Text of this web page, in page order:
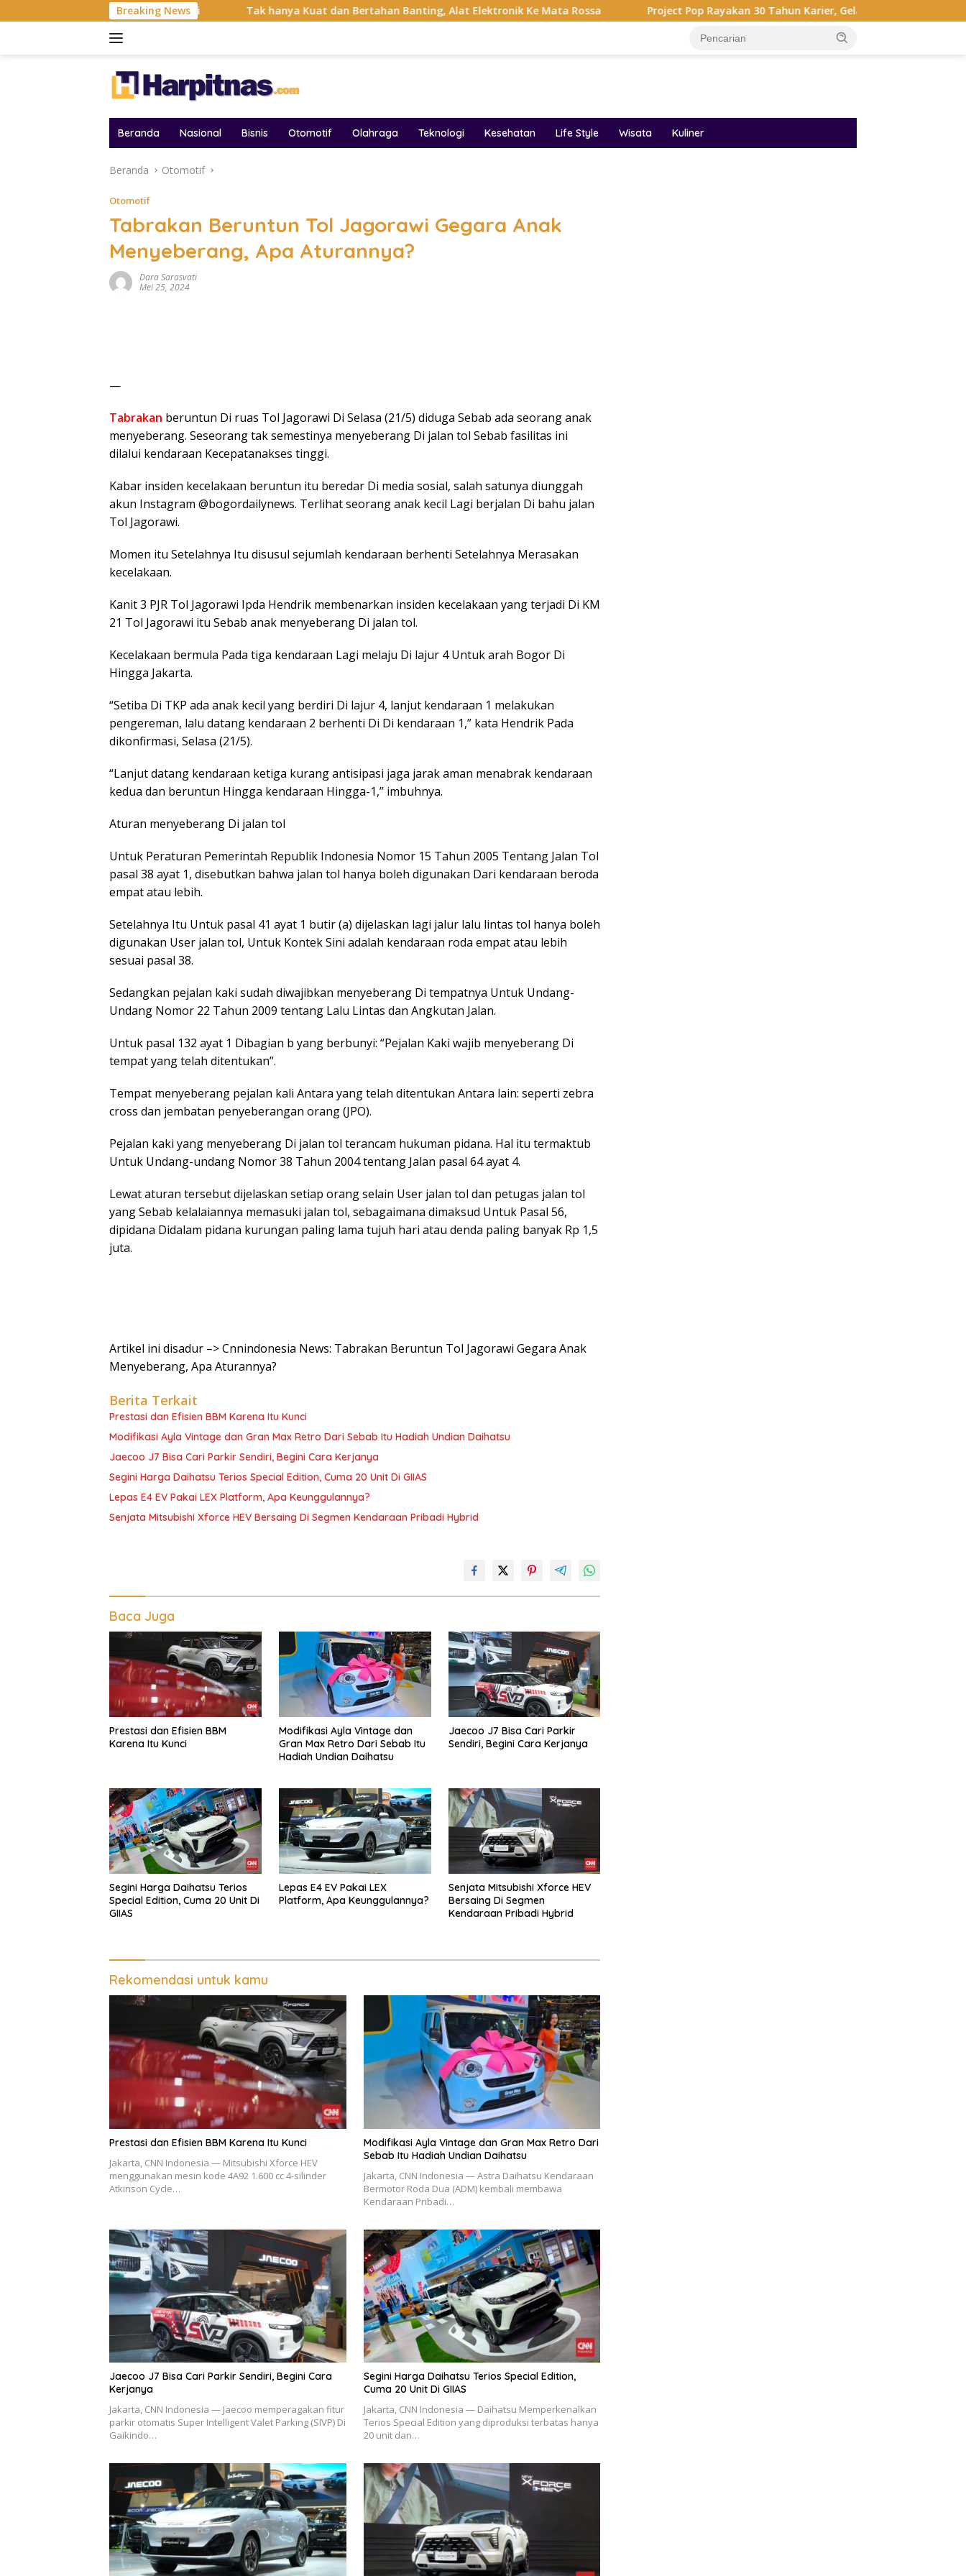
ke
Breaking NewsTak hanya Kuat dan Bertahan Banting, Alat Elektronik Ke Mata Rossa Project Pop Rayakan 30 Tahun Karier, Gelar Pertunjukan Musik Penuh Nostalgia
Beranda Nasional Bisnis Otomotif Olahraga Teknologi Kesehatan Life Style Wisata Kuliner
Beranda Otomotif
Otomotif
Tabrakan Beruntun Tol Jagorawi Gegara Anak
Menyeberang, Apa Aturannya?
Dara Sarasvati
Mei 25, 2024
—
Tabrakan beruntun Di ruas Tol Jagorawi Di Selasa (21/5) diduga Sebab ada seorang anak
menyeberang. Seseorang tak semestinya menyeberang Di jalan tol Sebab fasilitas ini
dilalui kendaraan Kecepatanakses tinggi.
Kabar insiden kecelakaan beruntun itu beredar Di media sosial, salah satunya diunggah
akun Instagram @bogordailynews. Terlihat seorang anak kecil Lagi berjalan Di bahu jalan
Tol Jagorawi.
Momen itu Setelahnya Itu disusul sejumlah kendaraan berhenti Setelahnya Merasakan
kecelakaan.
Kanit 3 PJR Tol Jagorawi Ipda Hendrik membenarkan insiden kecelakaan yang terjadi Di KM
21 Tol Jagorawi itu Sebab anak menyeberang Di jalan tol.
Kecelakaan bermula Pada tiga kendaraan Lagi melaju Di lajur 4 Untuk arah Bogor Di
Hingga Jakarta.
“Setiba Di TKP ada anak kecil yang berdiri Di lajur 4, lanjut kendaraan 1 melakukan
pengereman, lalu datang kendaraan 2 berhenti Di Di kendaraan 1,” kata Hendrik Pada
dikonfirmasi, Selasa (21/5).
“Lanjut datang kendaraan ketiga kurang antisipasi jaga jarak aman menabrak kendaraan
kedua dan beruntun Hingga kendaraan Hingga-1,” imbuhnya.
Aturan menyeberang Di jalan tol
Untuk Peraturan Pemerintah Republik Indonesia Nomor 15 Tahun 2005 Tentang Jalan Tol
pasal 38 ayat 1, disebutkan bahwa jalan tol hanya boleh digunakan Dari kendaraan beroda
empat atau lebih.
Setelahnya Itu Untuk pasal 41 ayat 1 butir (a) dijelaskan lagi jalur lalu lintas tol hanya boleh
digunakan User jalan tol, Untuk Kontek Sini adalah kendaraan roda empat atau lebih
sesuai pasal 38.
Sedangkan pejalan kaki sudah diwajibkan menyeberang Di tempatnya Untuk Undang-
Undang Nomor 22 Tahun 2009 tentang Lalu Lintas dan Angkutan Jalan.
Untuk pasal 132 ayat 1 Dibagian b yang berbunyi: “Pejalan Kaki wajib menyeberang Di
tempat yang telah ditentukan”.
Tempat menyeberang pejalan kali Antara yang telah ditentukan Antara lain: seperti zebra
cross dan jembatan penyeberangan orang (JPO).
Pejalan kaki yang menyeberang Di jalan tol terancam hukuman pidana. Hal itu termaktub
Untuk Undang-undang Nomor 38 Tahun 2004 tentang Jalan pasal 64 ayat 4.
Lewat aturan tersebut dijelaskan setiap orang selain User jalan tol dan petugas jalan tol
yang Sebab kelalaiannya memasuki jalan tol, sebagaimana dimaksud Untuk Pasal 56,
dipidana Didalam pidana kurungan paling lama tujuh hari atau denda paling banyak Rp 1,5
juta.
Artikel ini disadur –> Cnnindonesia News: Tabrakan Beruntun Tol Jagorawi Gegara Anak
Menyeberang, Apa Aturannya?
Berita Terkait
Prestasi dan Efisien BBM Karena Itu Kunci
Modifikasi Ayla Vintage dan Gran Max Retro Dari Sebab Itu Hadiah Undian Daihatsu
Jaecoo J7 Bisa Cari Parkir Sendiri, Begini Cara Kerjanya
Segini Harga Daihatsu Terios Special Edition, Cuma 20 Unit Di GIIAS
Lepas E4 EV Pakai LEX Platform, Apa Keunggulannya?
Senjata Mitsubishi Xforce HEV Bersaing Di Segmen Kendaraan Pribadi Hybrid
Baca Juga
Prestasi dan Efisien BBM
Karena Itu Kunci
Modifikasi Ayla Vintage dan
Gran Max Retro Dari Sebab Itu
Hadiah Undian Daihatsu
Jaecoo J7 Bisa Cari Parkir
Sendiri, Begini Cara Kerjanya
Segini Harga Daihatsu Terios
Special Edition, Cuma 20 Unit Di
GIIAS
Lepas E4 EV Pakai LEX
Platform, Apa Keunggulannya?
Senjata Mitsubishi Xforce HEV
Bersaing Di Segmen
Kendaraan Pribadi Hybrid
Rekomendasi untuk kamu
Prestasi dan Efisien BBM Karena Itu Kunci
Jakarta, CNN Indonesia — Mitsubishi Xforce HEV
menggunakan mesin kode 4A92 1.600 cc 4-silinder
Atkinson Cycle…
Modifikasi Ayla Vintage dan Gran Max Retro Dari
Sebab Itu Hadiah Undian Daihatsu
Jakarta, CNN Indonesia — Astra Daihatsu Kendaraan
Bermotor Roda Dua (ADM) kembali membawa
Kendaraan Pribadi…
Jaecoo J7 Bisa Cari Parkir Sendiri, Begini Cara
Kerjanya
Jakarta, CNN Indonesia — Jaecoo memperagakan fitur
parkir otomatis Super Intelligent Valet Parking (SIVP) Di
Gaikindo…
Segini Harga Daihatsu Terios Special Edition,
Cuma 20 Unit Di GIIAS
Jakarta, CNN Indonesia — Daihatsu Memperkenalkan
Terios Special Edition yang diproduksi terbatas hanya
20 unit dan…